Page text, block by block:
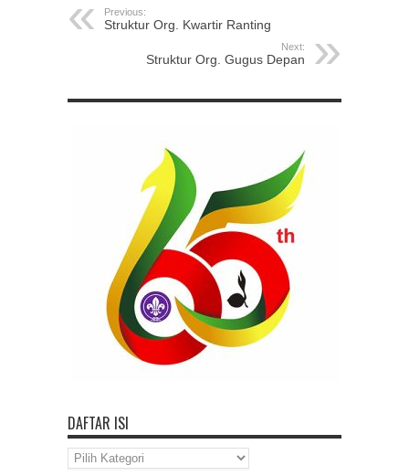
Previous:
Struktur Org. Kwartir Ranting
Next:
Struktur Org. Gugus Depan
DAFTAR ISI
Daftar
Isi